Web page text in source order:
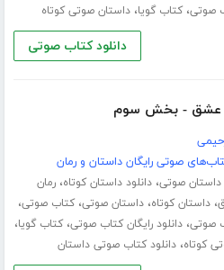
صوتی،کتاب گویا،داستان صوتی کوتاه
دانلود کتاب صوتی
عشق - بخش سوم
صوتی رایگان داستان و رمان
داستان صوتی،دانلود داستان کوتاه،رمان
،داستان کوتاه،داستان صوتی،کتاب صوتی،
صوتی،دانلود رایگان کتاب صوتی،کتاب گویا،
کوتاه،دانلود کتاب صوتی داستان